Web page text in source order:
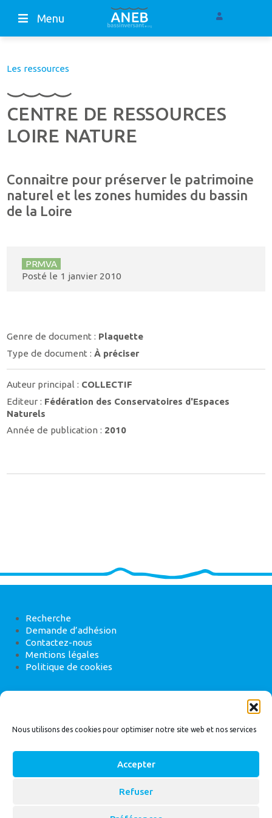
Nous utilisons des cookies pour optimiser notre site web et nos services
Accepter
Refuser
Menu
Les ressources
CENTRE DE RESSOURCES
LOIRE NATURE
Connaitre pour préserver le patrimoine
naturel et les zones humides du bassin
de la Loire
PRMVA
Posté le 1 janvier 2010
Genre de document : Plaquette
Type de document :À préciser
Auteur principal : COLLECTIF
Editeur : Fédération des Conservatoires d'Espaces
Naturels
Année de publication : 2010
Recherche
Demande d’adhésion
Contactez-nous
Mentions légales
Politique de cookies